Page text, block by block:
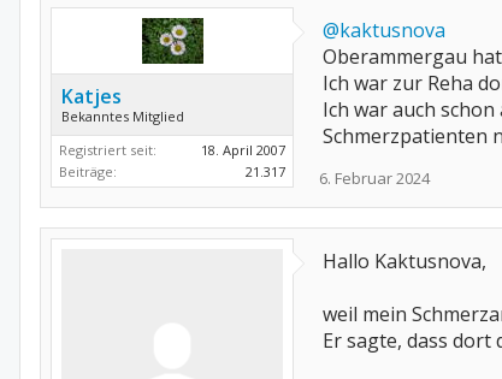
Katjes
Bekanntes Mitglied
Registriert seit:
18. April 2007
Beiträge:
21.317
@kaktusnova
Oberammergau
Ich war zur Reha
Ich war auch
Schmerzpatienten
6. Februar 2024
Hallo Kaktusnova,
weil mein
Er sagte, dass dort